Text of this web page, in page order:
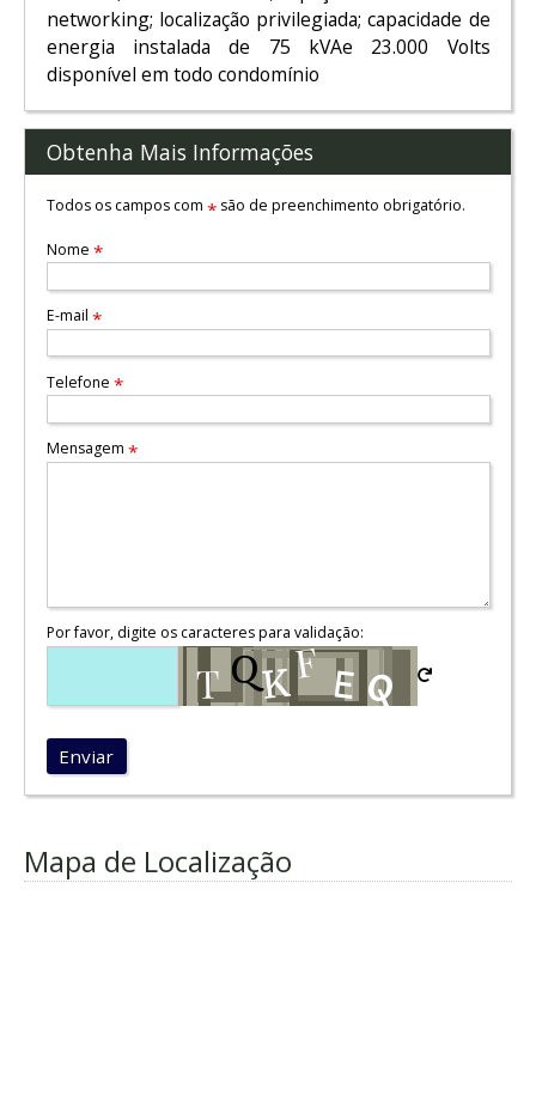
networking; localização privilegiada; capacidade de
energia instalada de 75 kVAe 23.000 Volts
disponível em todo condomínio
Obtenha Mais Informações
Todos os campos com *são de preenchimento obrigatório.
Nome *
E-mail *
Telefone *
Mensagem *
Por favor, digite os caracteres para validação:
Enviar
Mapa de Localização